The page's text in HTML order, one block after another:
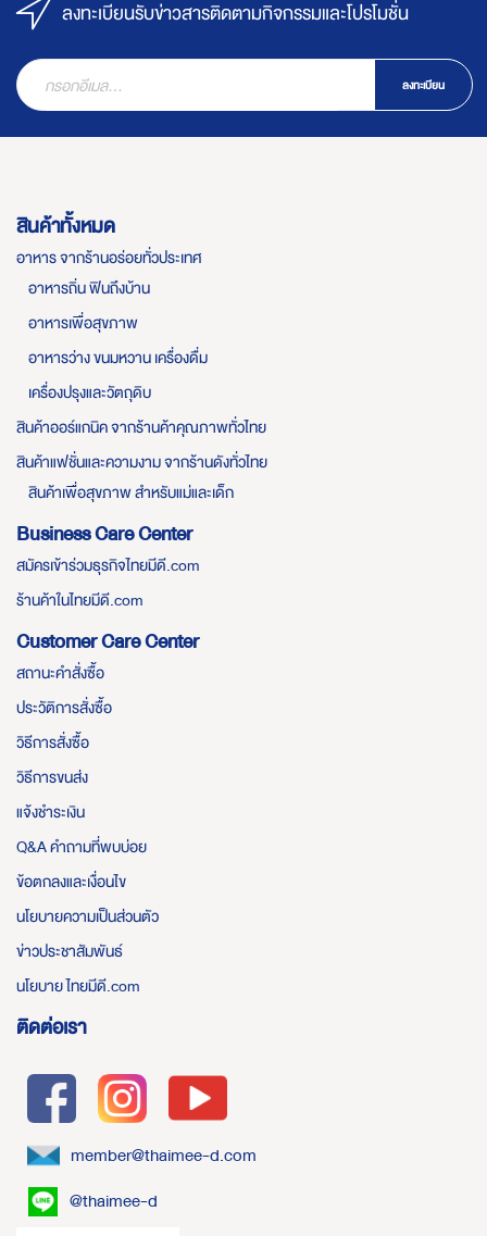
ลงทะเบียนรับข่าวสารติดตามกิจกรรมและโปรโมชั่น
ลงทะเบียน
สินค้าทั้งหมด
อาหาร จากร้านอร่อยทั่วประเทศ
อาหารถิ่น ฟินถึงบ้าน
อาหารเพื่อสุขภาพ
อาหารว่าง ขนมหวาน เครื่องดื่ม
เครื่องปรุงและวัตถุดิบ
สินค้าออร์แกนิค จากร้านค้าคุณภาพทั่วไทย
สินค้าแฟชั่นและความงาม จากร้านดังทั่วไทย
สินค้าเพื่อสุขภาพ สำหรับแม่และเด็ก
Business Care Center
สมัครเข้าร่วมธุรกิจไทยมีดี.com
ร้านค้าในไทยมีดี.com
Customer Care Center
สถานะคำสั่งซื้อ
ประวัติการสั่งซื้อ
วิธีการสั่งซื้อ
วิธีการขนส่ง
แจ้งชำระเงิน
Q&A คำถามที่พบบ่อย
ข้อตกลงและเงื่อนไข
นโยบายความเป็นส่วนตัว
ข่าวประชาสัมพันธ์
นโยบาย ไทยมีดี.com
ติดต่อเรา
member@thaimee-d.com
@thaimee-d